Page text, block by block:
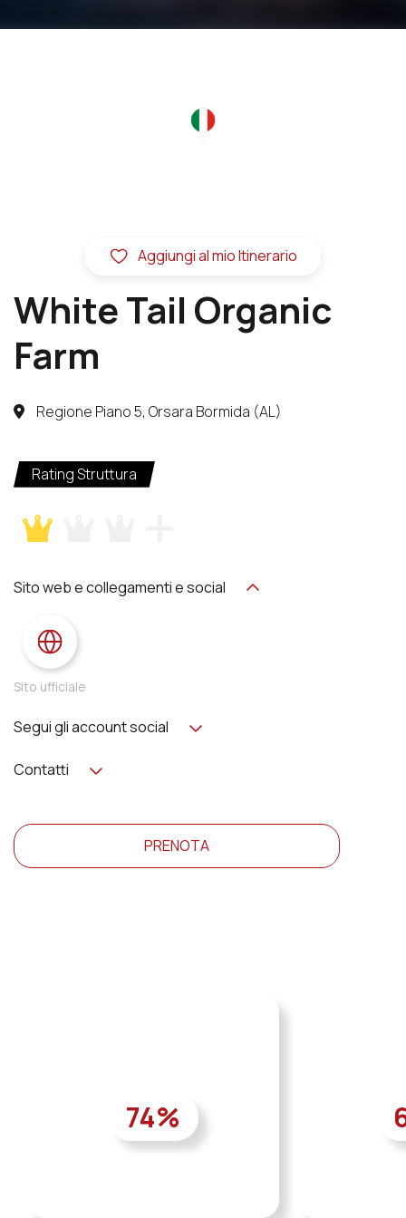
White Tail Organic
Farm
Aggiungi al mio Itinerario
Regione Piano 5, Orsara Bormida (AL)
Rating Struttura
Sito web e collegamenti e social
Sito ufficiale
Segui gli account social
Contatti
PRENOTA
74%